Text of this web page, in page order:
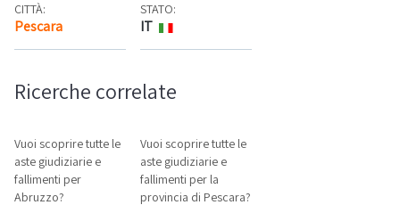
CITTÀ:
Pescara Mappa
STATO:
IT
Ricerche correlate
Vuoi scoprire tutte le
aste giudiziarie e
fallimenti per
Abruzzo?
Vuoi scoprire tutte le
aste giudiziarie e
fallimenti per la
provincia di Pescara?